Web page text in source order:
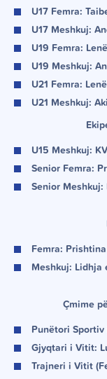
U17 Femra:
U17 Meshkuj:
U19 Femra:
U19 Meshkuj:
U21 Femra:
U21 Meshkuj:
U15 Meshkuj:
Senior Femra:
Senior
Femra:
Meshkuj: Lidhja
Çmime
Punëtori
Gjyqtari i Vitit:
Trajneri i Vitit